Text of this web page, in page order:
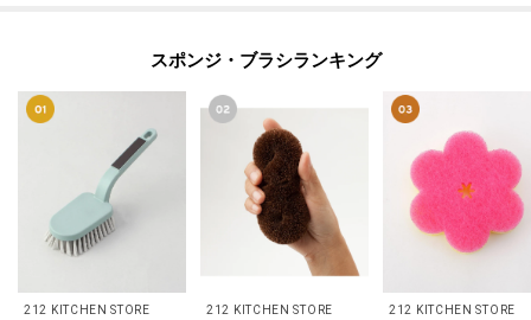
スポンジ・ブラシランキング
212 KITCHEN STORE
212 KITCHEN STORE
212 KITCHEN STORE